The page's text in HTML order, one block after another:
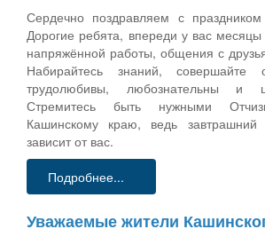
Сердечно поздравляем с
Дорогие ребята, впереди у вас
напряжённой работы, общения с
Набирайтесь знаний, совершайте
трудолюбивы, любознательны и
Стремитесь быть нужными
Кашинскому краю, ведь
зависит от вас.
Подробнее...
Уважаемые жители